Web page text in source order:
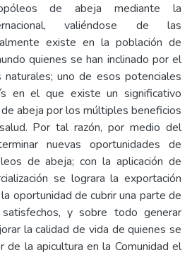
de abeja mediante la
valiéndose de las
existe en la población de
quienes se han inclinado por el
uno de esos potenciales
en el que existe un significativo
abeja por los múltiples beneficios
Por tal razón, por medio del
nuevas oportunidades de
de abeja; con la aplicación de
se lograra la exportación
oportunidad de cubrir una parte de
y sobre todo generar
la calidad de vida de quienes se
de la apicultura en la Comunidad el